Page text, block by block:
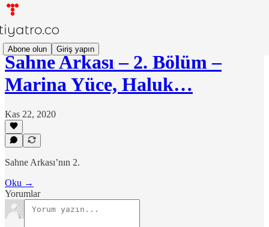
Abone olun Giriş yapın
Sahne Arkası – 2. Bölüm –
Marina Yüce, Haluk…
Kas 22, 2020
Sahne Arkası’nın 2.
Oku →
Yorumlar